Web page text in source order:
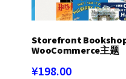
Storefront Bookshop
WooCommerce主题
¥198.00